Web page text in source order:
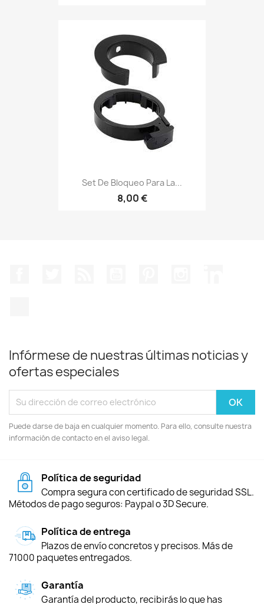
Set De Bloqueo Para La...
8,00 €
Infórmese de nuestras últimas noticias y
ofertas especiales
Puede darse de baja en cualquier momento. Para ello, consulte nuestra
información de contacto en el aviso legal.
Política de seguridad
Compra segura con certificado de seguridad SSL.
Métodos de pago seguros: Paypal o 3D Secure.
Política de entrega
Plazos de envío concretos y precisos. Más de
71000 paquetes entregados.
Garantía
Garantía del producto, recibirás lo que has